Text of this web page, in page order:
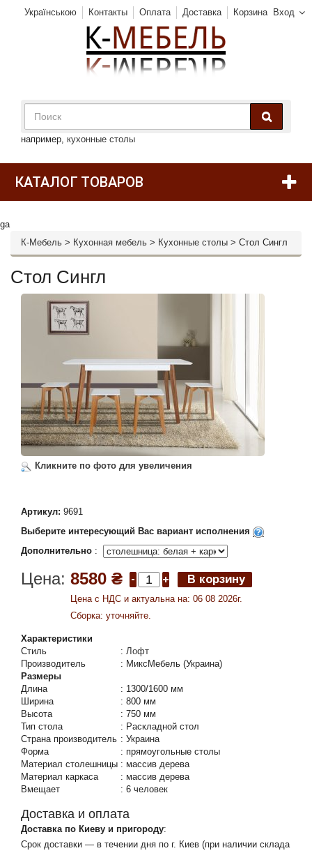
Вход
Українською Контакты Оплата Доставка Корзина
например, кухонные столы
КАТАЛОГ ТОВАРОВ
ga
К-Мебель > Кухонная мебель > Кухонные столы > Стол Сингл
Стол Сингл
Кликните по фото для увеличения
Артикул: 9691
Выберите интересующий Вас вариант исполнения
Дополнительно :
Цена: 8580 ₴
Цена c НДС и актуальна на: 06 08 2026г.
Сборка: уточняйте.
Характеристики
Стиль
: Лофт
Производитель
: МиксМебель (Украина)
Размеры
Длина
: 1300/1600 мм
Ширина
: 800 мм
Высота
: 750 мм
Тип стола
: Раскладной стол
Страна производитель : Украина
Форма
: прямоугольные столы
Материал столешницы : массив дерева
Материал каркаса
: массив дерева
Вмещает
: 6 человек
Доставка и оплата
Доставка по Киеву и пригороду:
Срок доставки — в течении дня по г. Киев (при наличии склада